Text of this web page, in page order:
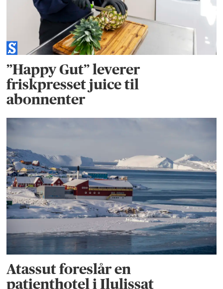
”Happy Gut” leverer
friskpresset juice til
abonnenter
Atassut foreslår en
patienthotel i Ilulissat